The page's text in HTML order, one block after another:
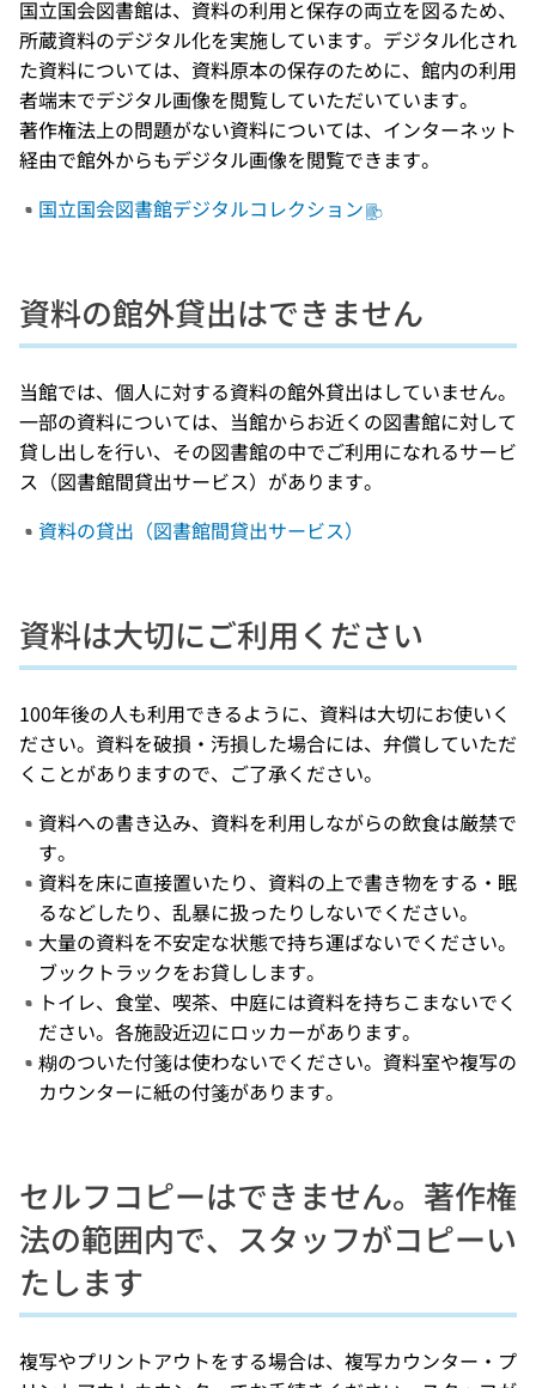
国立国会図書館は、資料の利用と保存の両立を図るため、
所蔵資料のデジタル化を実施しています。デジタル化され
た資料については、資料原本の保存のために、館内の利用
者端末でデジタル画像を閲覧していただいています。
著作権法上の問題がない資料については、インターネット
経由で館外からもデジタル画像を閲覧できます。
国立国会図書館デジタルコレクション
資料の館外貸出はできません
当館では、個人に対する資料の館外貸出はしていません。
一部の資料については、当館からお近くの図書館に対して
貸し出しを行い、その図書館の中でご利用になれるサービ
ス（図書館間貸出サービス）があります。
資料の貸出（図書館間貸出サービス）
資料は大切にご利用ください
100年後の人も利用できるように、資料は大切にお使いく
ださい。資料を破損・汚損した場合には、弁償していただ
くことがありますので、ご了承ください。
資料への書き込み、資料を利用しながらの飲食は厳禁で
す。
資料を床に直接置いたり、資料の上で書き物をする・眠
るなどしたり、乱暴に扱ったりしないでください。
大量の資料を不安定な状態で持ち運ばないでください。
ブックトラックをお貸しします。
トイレ、食堂、喫茶、中庭には資料を持ちこまないでく
ださい。各施設近辺にロッカーがあります。
糊のついた付箋は使わないでください。資料室や複写の
カウンターに紙の付箋があります。
セルフコピーはできません。著作権
法の範囲内で、スタッフがコピーい
たします
複写やプリントアウトをする場合は、複写カウンター・プ